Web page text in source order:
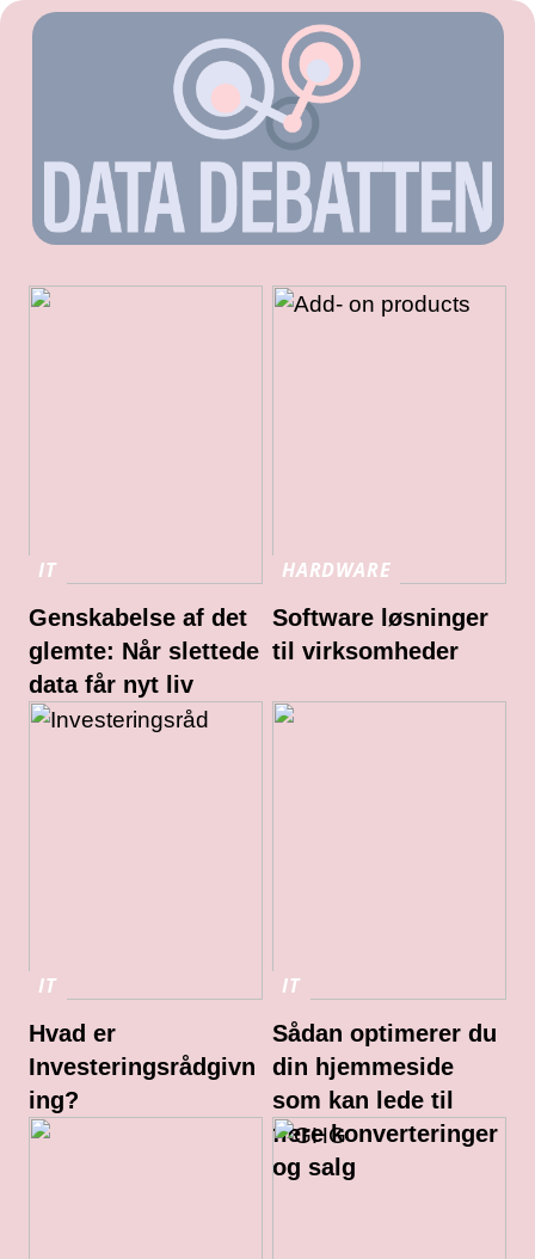
IT
Genskabelse af det
glemte: Når slettede
data får nyt liv
HARDWARE
Software løsninger
til virksomheder
IT
Hvad er
Investeringsrådgivn
ing?
IT
Sådan optimerer du
din hjemmeside
som kan lede til
flere konverteringer
og salg